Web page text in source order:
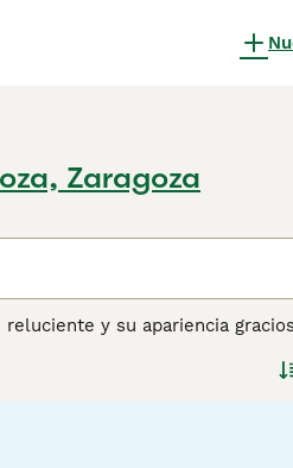
Zaragoza
y su apariencia
de tamaño mediano se han
en maravillosos